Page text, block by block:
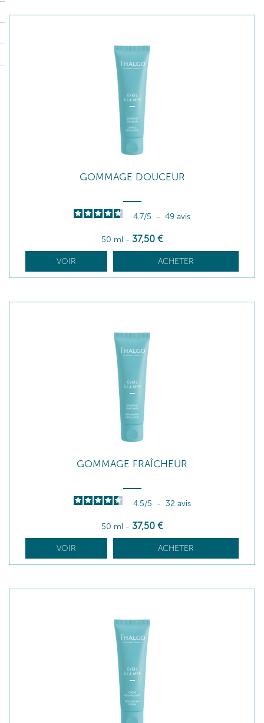
GOMMAGE DOUCEUR
4.7/5 - 49 avis
50 ml - 37,50 €
VOIR ACHETER
GOMMAGE FRAÎCHEUR
4.5/5 - 32 avis
50 ml - 37,50 €
VOIR ACHETER